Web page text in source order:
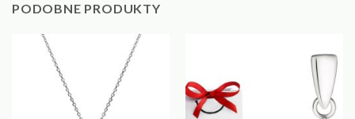
PODOBNE PRODUKTY